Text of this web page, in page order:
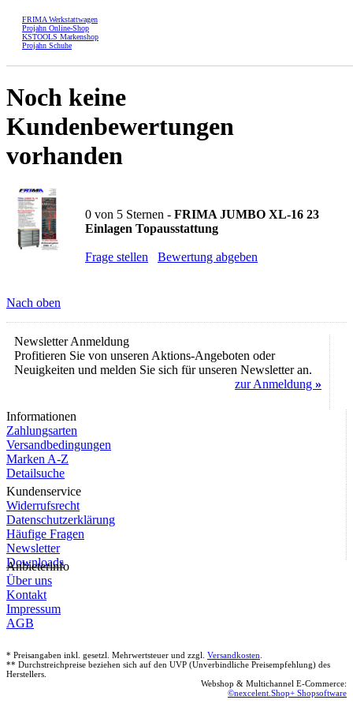
FRIMA Werkstattwagen
Projahn Online-Shop
KSTOOLS Markenshop
Projahn Schuhe
Noch keine
Kundenbewertungen
vorhanden
0 von 5 Sternen - FRIMA JUMBO XL-16 23
Einlagen Topausstattung
Frage stellen Bewertung abgeben
Nach oben
Newsletter Anmeldung
Profitieren Sie von unseren Aktions-Angeboten oder
Neuigkeiten und melden Sie sich für unseren Newsletter an.
zur Anmeldung »
Informationen
Zahlungsarten
Versandbedingungen
Marken A-Z
Detailsuche
Kundenservice
Widerrufsrecht
Datenschutzerklärung
Häufige Fragen
Newsletter
Downloads
Anbieterinfo
Über uns
Kontakt
Impressum
AGB
* Preisangaben inkl. gesetzl. Mehrwertsteuer und zzgl. Versandkosten
** Durchstreichpreise beziehen sich auf den UVP (Unverbindliche Preisempfehlung) des
Herstellers.
Webshop & Multichannel E-Commerce:
©nexcelent.Shop+ Shopsoftware